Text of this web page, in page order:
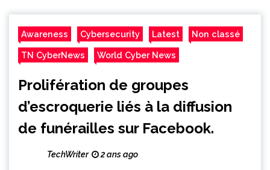
Awareness Cybersecurity Latest Non classé
TN CyberNews World Cyber News
Prolifération de groupes
d’escroquerie liés à la diffusion
de funérailles sur Facebook.
TechWriter 2 ans ago